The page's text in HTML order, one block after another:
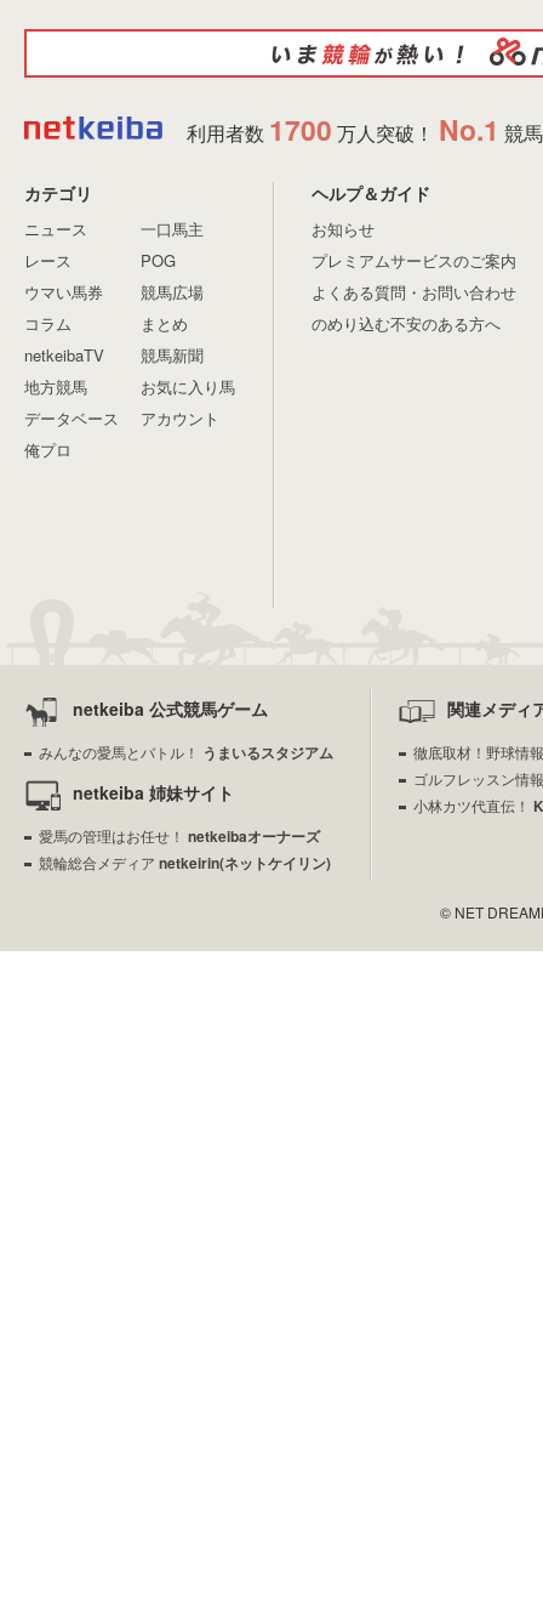
利用者数 1700 万人突破！ No.1 競
カテゴリ
ニュース
レース
ウマい馬券
コラム
netkeibaTV
地方競馬
データベース
俺プロ
一口馬主
POG
競馬広場
まとめ
競馬新聞
お気に入り馬
アカウント
ヘルプ＆ガイド
お知らせ
プレミアムサービスのご案内
よくある質問・お問い合わせ
のめり込む不安のある方へ
netkeiba 公式競馬ゲーム
みんなの愛馬とバトル！ うまいるスタジアム
netkeiba 姉妹サイト
愛馬の管理はお任せ！ netkeibaオーナーズ
競輪総合メディア netkeirin(ネットケイリン)
関連メディ
徹底取材！野球情
ゴルフレッスン情
小林カツ代直伝！
© NET